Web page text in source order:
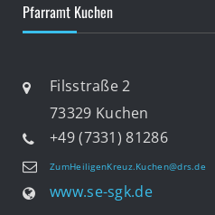
Pfarramt Kuchen
Filsstraße 2
73329 Kuchen
+49 (7331) 81286
ZumHeiligenKreuz.Kuchen@drs.de
www.se-sgk.de